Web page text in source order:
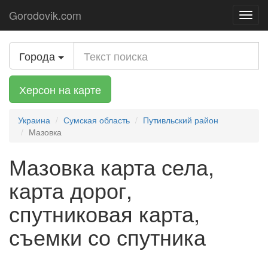
Gorodovik.com
Города
Херсон на карте
Украина Сумская область
Путивльский район
Мазовка
Мазовка карта села,
карта дорог,
спутниковая карта,
съемки со спутника